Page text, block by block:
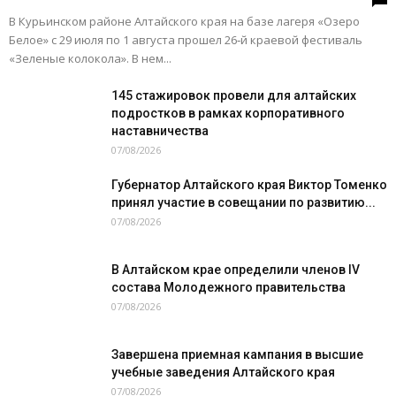
В Курьинском районе Алтайского края на базе лагеря «Озеро
Белое» с 29 июля по 1 августа прошел 26‑й краевой фестиваль
«Зеленые колокола». В нем...
145 стажировок провели для алтайских
подростков в рамках корпоративного
наставничества
07/08/2026
Губернатор Алтайского края Виктор Томенко
принял участие в совещании по развитию...
07/08/2026
В Алтайском крае определили членов IV
состава Молодежного правительства
07/08/2026
Завершена приемная кампания в высшие
учебные заведения Алтайского края
07/08/2026